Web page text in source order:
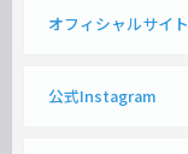
オフィシャルサイト
公式Instagram